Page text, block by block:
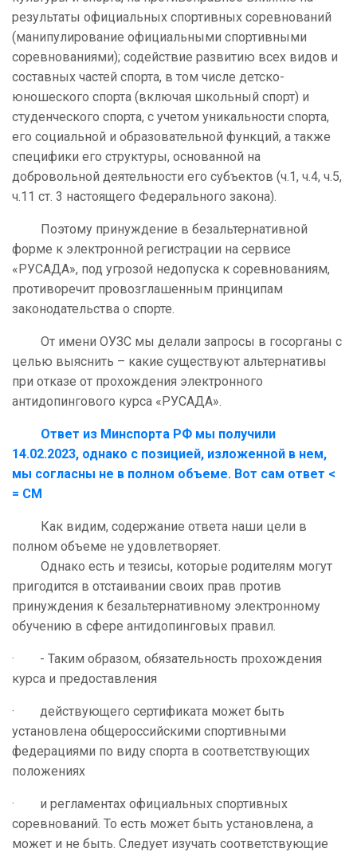
результаты официальных спортивных соревнований
(манипулирование официальными спортивными
соревнованиями); содействие развитию всех видов и
составных частей спорта, в том числе детско-
юношеского спорта (включая школьный спорт) и
студенческого спорта, с учетом уникальности спорта,
его социальной и образовательной функций, а также
специфики его структуры, основанной на
добровольной деятельности его субъектов (ч.1, ч.4, ч.5,
ч.11 ст. 3 настоящего Федерального закона).
Поэтому принуждение в безальтернативной
форме к электронной регистрации на сервисе
«РУСАДА», под угрозой недопуска к соревнованиям,
противоречит провозглашенным принципам
законодательства о спорте.
От имени ОУЗС мы делали запросы в госорганы с
целью выяснить – какие существуют альтернативы
при отказе от прохождения электронного
антидопингового курса «РУСАДА».
Ответ из Минспорта РФ мы получили
14.02.2023, однако с позицией, изложенной в нем,
мы согласны не в полном объеме. Вот сам ответ <
= СМ
Как видим, содержание ответа наши цели в
полном объеме не удовлетворяет.
Однако есть и тезисы, которые родителям могут
пригодится в отстаивании своих прав против
принуждения к безальтернативному электронному
обучению в сфере антидопинговых правил.
· - Таким образом, обязательность прохождения
курса и предоставления
· действующего сертификата может быть
установлена общероссийскими спортивными
федерациями по виду спорта в соответствующих
положениях
· и регламентах официальных спортивных
соревнований. То есть может быть установлена, а
может и не быть. Следует изучать соответствующие